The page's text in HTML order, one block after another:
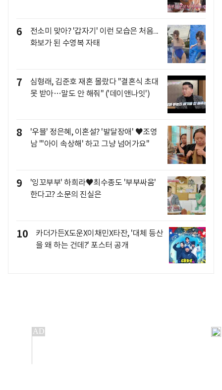
6
전소미 맞아? '갑자기' 이런 모습은 처음...
화보가 된 수영복 자태
7
심형래, 김준호 재혼 몰랐다 "결혼식 초대
못 받아…말도 안 해줘" ('데이앤나잇')
8
'우블' 정은혜, 이혼설? '발달장애' ♥조영
남 "'아이 속상해' 하고 그냥 넘어가요"
9
'잉꼬부부' 하희라♥최수종도 '부부싸움'
한다고? 소문의 진실은
10
카더가든X도운X이채민X타잔, '대체 등산
을 왜 하는 건데?' 포스터 공개